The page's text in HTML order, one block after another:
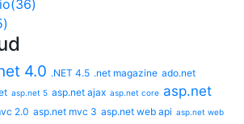
4.0 .NET 4.5 .net magazine ado.net
asp.net 5 asp.net ajax asp.net core asp.net
2.0 asp.net mvc 3 asp.net web api asp.net web